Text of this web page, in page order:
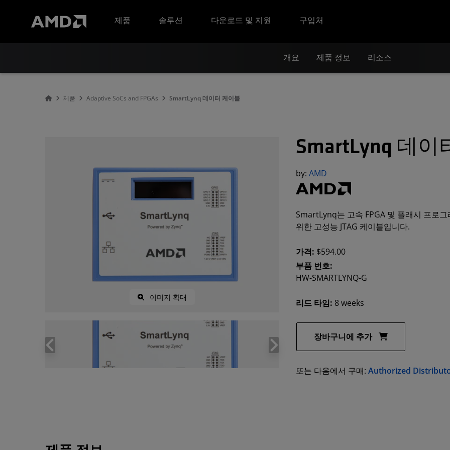
제품
솔루션 다운로드 및 지원 구입처
개요 제품 정보 리소스
제품 Adaptive SoCs and FPGAs SmartLynq 데이터 케이블
이미지 확대
SmartLynq 데이
by:AMD
SmartLynq는 고속 FPGA 및 플래시 프로
위한 고성능 JTAG 케이블입니다.
가격: $594.00
부품 번호:
HW-SMARTLYNQ-G
리드 타임: 8 weeks
장바구니에 추가
또는 다음에서 구매:Authorized